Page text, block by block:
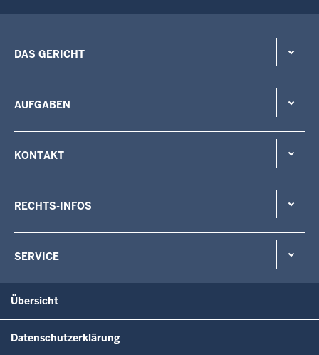
DAS GERICHT
AUFGABEN
KONTAKT
RECHTS-INFOS
SERVICE
Übersicht
Datenschutzerklärung